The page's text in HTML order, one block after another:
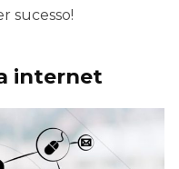
sucesso!
internet